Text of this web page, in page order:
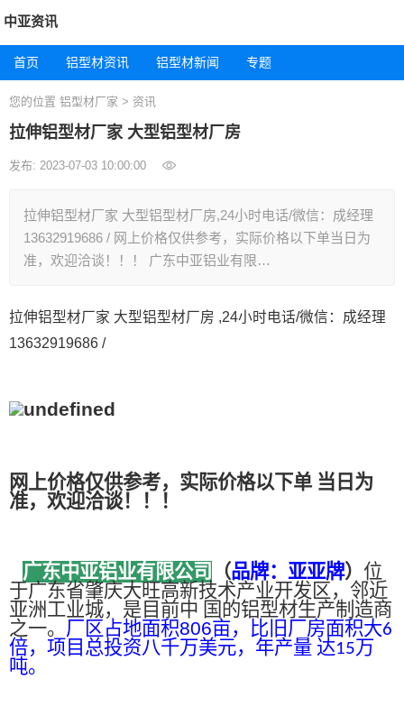
中亚资讯
首页 铝型材资讯 铝型材新闻 专题
您的位置 铝型材厂家 > 资讯
拉伸铝型材厂家 大型铝型材厂房
发布: 2023-07-03 10:00:00
拉伸铝型材厂家 大型铝型材厂房,24小时电话/微信：成经理
13632919686 / 网上价格仅供参考，实际价格以下单当日为
准，欢迎洽谈！！！ 广东中亚铝业有限…
拉伸铝型材厂家 大型铝型材厂房 ,24小时电话/微信：成经理
13632919686 /
网上价格仅供参考，实际价格以下单 当日为
准，欢迎洽谈！！！
广东中亚铝业有限公司 （品牌：亚亚牌） 位
于广东省肇庆大旺高新技术产业开发区，邻近
亚洲工业城，是目前中 国的铝型材生产制造商
之一。 厂区占地面积806亩，比旧厂房面积大6
倍，项目总投资八千万美元，年产量 达15万
吨。